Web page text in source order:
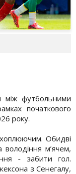
між футбольними
початкового
року.
Обидві
м’ячем,
- забити гол.
з Сенегалу,